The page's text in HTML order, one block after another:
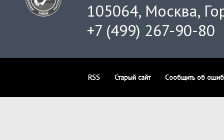
105064, Москва,
+7 (499) 267-90-80
RSS Старый сайт Сообщить об